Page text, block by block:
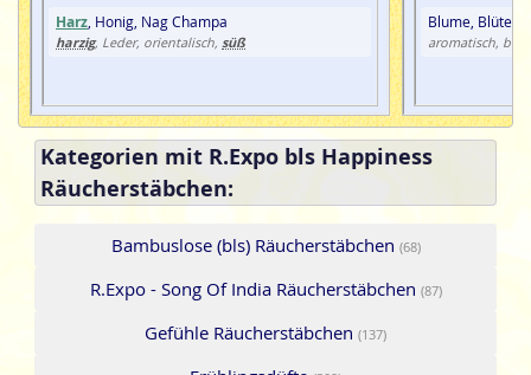
Harz , Honig, Nag Champa
harzig, Leder, orientalisch, süß
Blume, Blüte,
aromatisch,
Kategorien mit R.Expo bls Happiness
Räucherstäbchen:
Bambuslose (bls) Räucherstäbchen (68)
R.Expo - Song Of India Räucherstäbchen (87)
Gefühle Räucherstäbchen (137)